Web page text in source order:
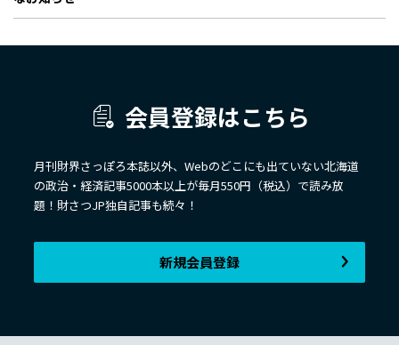
会員登録はこちら
月刊財界さっぽろ本誌以外、Webのどこにも出ていない北海道
の政治・経済記事5000本以上が毎月550円（税込）で読み放
題！財さつJP独自記事も続々！
新規会員登録